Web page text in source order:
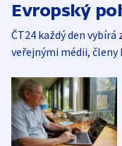
Evropský
ČT24 každý den
veřejnými médii, členy